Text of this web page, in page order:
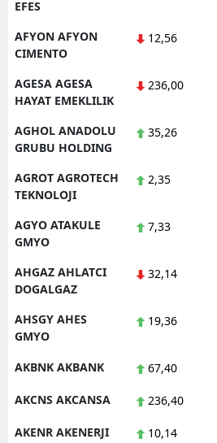
EFES
AFYON AFYON
CIMENTO
12,56
AGESA AGESA
HAYAT EMEKLILIK
236,00
AGHOL ANADOLU
GRUBU HOLDING
35,26
AGROT AGROTECH
TEKNOLOJI
2,35
AGYO ATAKULE
GMYO
7,33
AHGAZ AHLATCI
DOGALGAZ
32,14
AHSGY AHES
GMYO
19,36
AKBNK AKBANK 67,40
AKCNS AKCANSA 236,40
AKENR AKENERJI 10,14